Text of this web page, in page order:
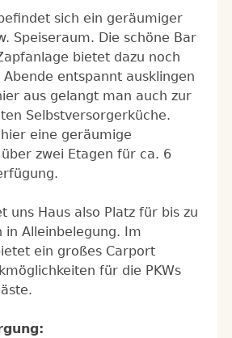
sich ein geräumiger
Speiseraum. Die schöne Bar
bietet dazu noch
entspannt ausklingen
aus gelangt man auch zur
Selbstversorgerküche.
eine geräumige
zwei Etagen für ca. 6
uns Haus also Platz für bis zu
in Alleinbelegung. Im
ein großes Carport
für die PKWs